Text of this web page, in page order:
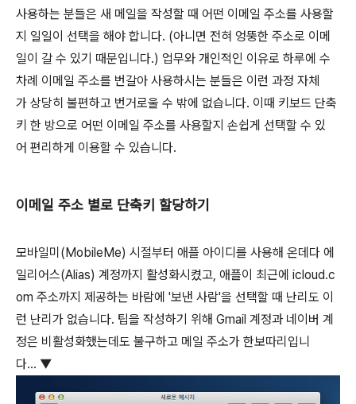
사용하는 분들은 새 메일을 작성할 때 어떤 이메일 주소를 사용할
지 일일이 선택을 해야 합니다. (아니면 전혀 엉뚱한 주소로 이메
일이 갈 수 있기 때문입니다.) 업무와 개인적인 이유로 하루에 수
차례 이메일 주소를 번갈아 사용하시는 분들은 이런 과정 자체
가 상당히 불편하고 번거로울 수 밖에 없습니다. 이때 키보드 단축
키 한 방으로 어떤 이메일 주소를 사용할지 손쉽게 선택할 수 있
어 편리하게 이용할 수 있습니다.
이메일 주소 별로 단축키 할당하기
모바일미(MobileMe) 시절부터 애플 아이디를 사용해 온데다 에
일리어스(Alias) 계정까지 활성화시켰고, 애플이 최근에 icloud.c
om 주소까지 제공하는 바람에 '보낸 사람'을 선택할 때 난리도 이
런 난리가 없습니다. 팁을 작성하기 위해 Gmail 계정과 네이버 계
정은 비활성화했는데도 불구하고 메일 주소가 한보따리입니
다... ▼